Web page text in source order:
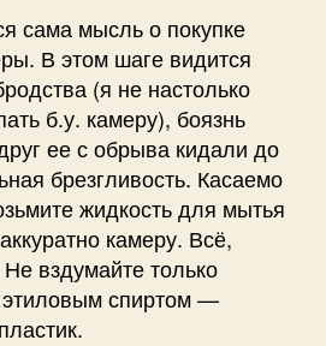
сама мысль о покупке
В этом шаге видится
(я не настолько
б.у. камеру), боязнь
ее с обрыва кидали до
брезгливость. Касаемо
жидкость для мытья
камеру. Всё,
вздумайте только
этиловым спиртом —